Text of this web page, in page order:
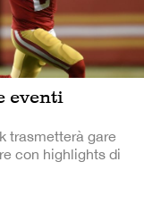
eventi
trasmetterà gare
con highlights di